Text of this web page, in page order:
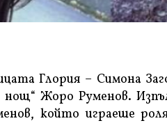
Глория – Симона
нощ“ Жоро Руменов.
който играеше